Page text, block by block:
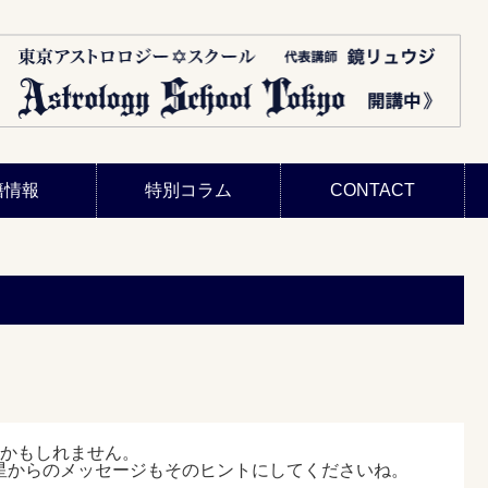
報 特別コラム CONTACT
もしれません。
らのメッセージもそのヒントにしてくださいね。